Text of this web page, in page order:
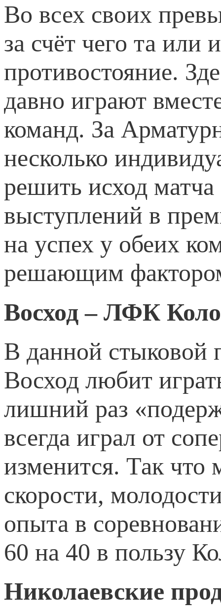
Во всех своих
за счёт чего та или
противостояние.
давно играют
команд. За
несколько
решить исход
выступлений в
на успех у обеих
решающим
Восход – ЛФК
В данной стыковой
Восход любит
лишний раз
всегда играл от
изменится. Так что
скорости,
опыта в
60 на 40 в пользу
Николаевские